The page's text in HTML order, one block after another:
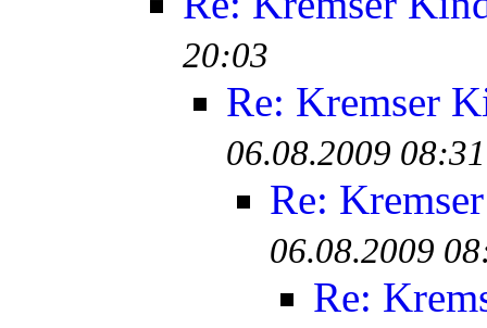
20:03
Re: Kremser
06.08.2009 08:31
Re:
06.08.2009
Re: